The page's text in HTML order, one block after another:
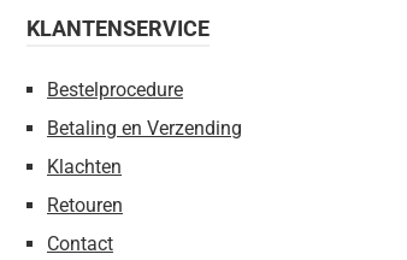
KLANTENSERVICE
Bestelprocedure
Betaling en Verzending
Klachten
Retouren
Contact